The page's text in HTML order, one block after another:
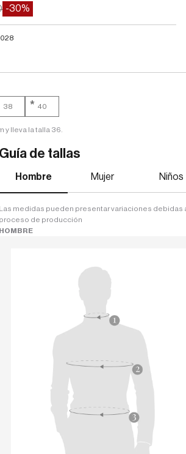
-30%
38 40
*
y lleva la talla 36.
Guía de tallas
Hombre Mujer Niños
Las medidas pueden presentar variaciones debidas
proceso de producción
HOMBRE